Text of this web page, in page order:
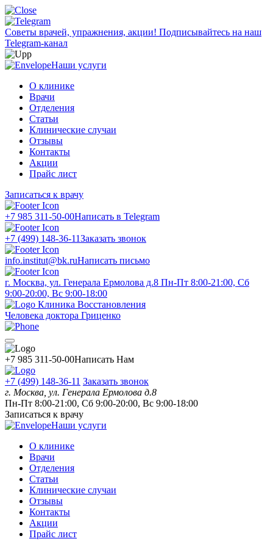
Советы врачей, упражнения, акции! Подписывайтесь на наш
Telegram-канал
Наши услуги
О клинике
Врачи
Отделения
Статьи
Клинические случаи
Отзывы
Контакты
Акции
Прайс лист
Записаться к врачу
+7 985 311-50-00Написать в Telegram
+7 (499) 148-36-11Заказать звонок
info.institut@bk.ruНаписать письмо
г. Москва, ул. Генерала Ермолова д.8 Пн-Пт 8:00-21:00, Сб
9:00-20:00, Вс 9:00-18:00
Клиника Восстановления
Человека доктора Гриценко
+7 985 311-50-00Написать Нам
+7 (499) 148-36-11 Заказать звонок
г. Москва, ул. Генерала Ермолова д.8
Пн-Пт 8:00-21:00, Сб 9:00-20:00, Вс 9:00-18:00
Записаться к врачу
Наши услуги
О клинике
Врачи
Отделения
Статьи
Клинические случаи
Отзывы
Контакты
Акции
Прайс лист